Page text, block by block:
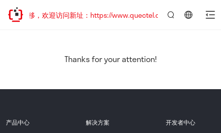
址已迁移，欢迎访问新址：https://www.quectel.com.cn
Thanks for your attention!
产品中心 解决方案 开发者中心